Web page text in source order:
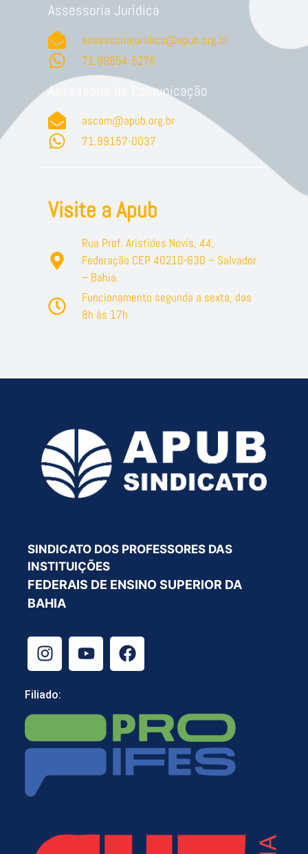
Assessoria Jurídica
assessoriajuridica@apub.org.br
71.99654-5276
Assessoria de Comunicação
ascom@apub.org.br
71.99157-0037
Visite a Apub
Rua Prof. Aristides Novis, 44,
Federação CEP 40210-630 – Salvador
– Bahia.
Funcionamento segunda a sexta, das
8h às 17h
SINDICATO DOS PROFESSORES DAS
INSTITUIÇÕES
FEDERAIS DE ENSINO SUPERIOR DA
BAHIA
Filiado: